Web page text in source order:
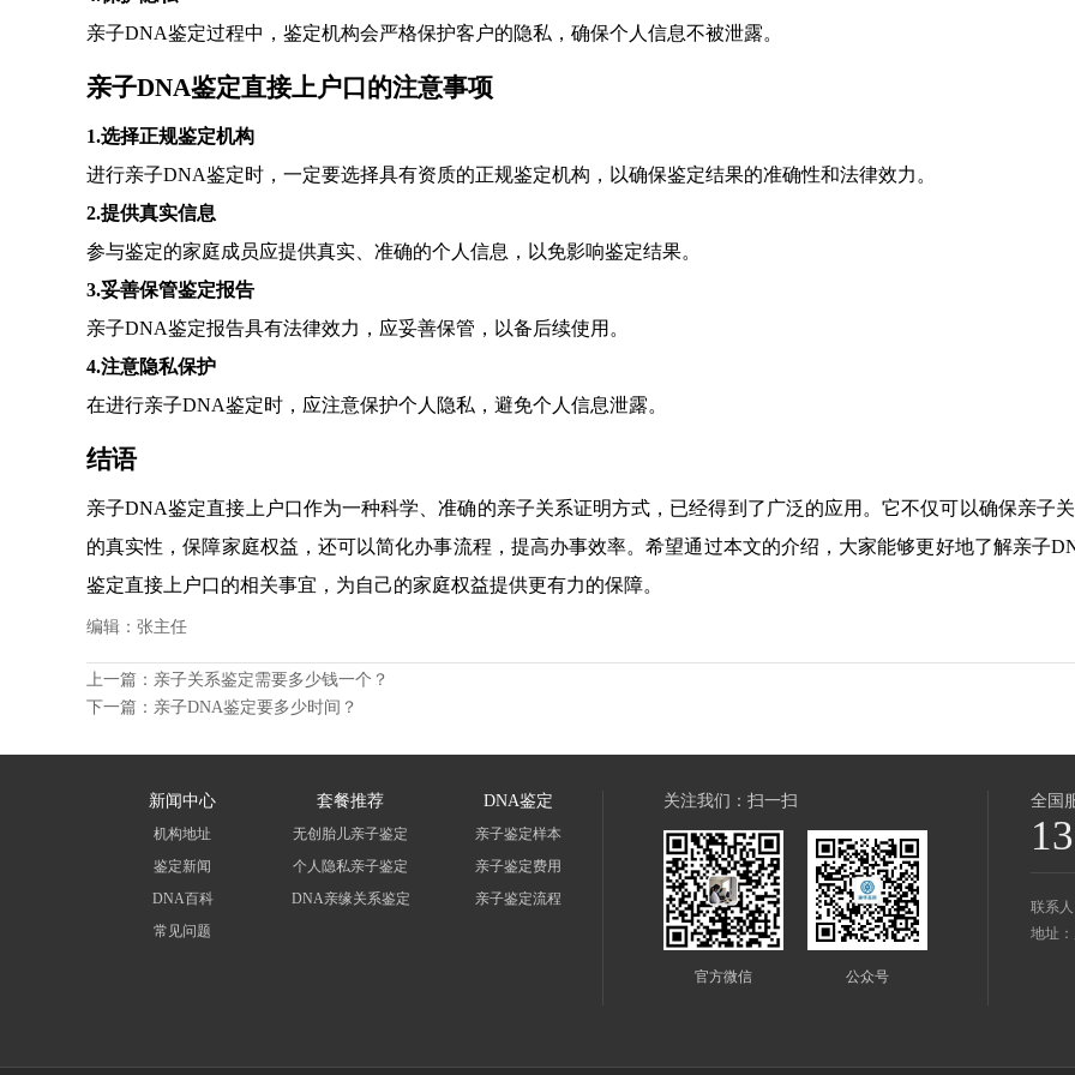
亲子DNA鉴定过程中，鉴定机构会严格保护客户的隐私，确保个人信息不被泄露。
亲子DNA鉴定直接上户口的注意事项
1.选择正规鉴定机构
进行亲子DNA鉴定时，一定要选择具有资质的正规鉴定机构，以确保鉴定结果的准确性和法律效力。
2.提供真实信息
参与鉴定的家庭成员应提供真实、准确的个人信息，以免影响鉴定结果。
3.妥善保管鉴定报告
亲子DNA鉴定报告具有法律效力，应妥善保管，以备后续使用。
4.注意隐私保护
在进行亲子DNA鉴定时，应注意保护个人隐私，避免个人信息泄露。
结语
亲子DNA鉴定直接上户口作为一种科学、准确的亲子关系证明方式，已经得到了广泛的应用。它不仅可以确保亲子
的真实性，保障家庭权益，还可以简化办事流程，提高办事效率。希望通过本文的介绍，大家能够更好地了解亲子
鉴定直接上户口的相关事宜，为自己的家庭权益提供更有力的保障。
编辑：张主任
上一篇： 亲子关系鉴定需要多少钱一个？
下一篇： 亲子DNA鉴定要多少时间？
新闻中心
机构地址
鉴定新闻
DNA百科
常见问题
套餐推荐
无创胎儿亲子鉴定
个人隐私亲子鉴定
DNA亲缘关系鉴定
DNA鉴定
亲子鉴定样本
亲子鉴定费用
亲子鉴定流程
关注我们：扫一扫
官方微信 公众号
全国
联系
地址